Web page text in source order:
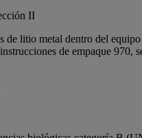
II
de litio metal dentro del equipo
de empaque 970,